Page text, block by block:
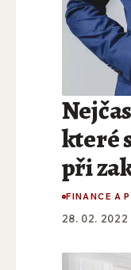
které
při
FINANCE A
28. 02. 2022